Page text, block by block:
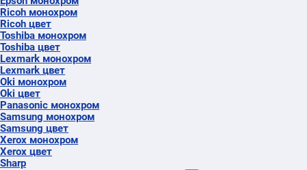
Ricoh монохром
Ricoh цвет
Toshiba монохром
Toshiba цвет
Lexmark монохром
Lexmark цвет
Oki монохром
Oki цвет
Panasonic монохром
Samsung монохром
Samsung цвет
Xerox монохром
Xerox цвет
Sharp